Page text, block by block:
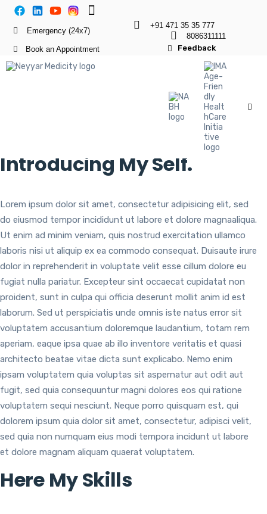
Emergency (24x7)
+91 471 35 35 777
8086311111
Book an Appointment
Feedback
Introducing My Self.
Lorem ipsum dolor sit amet, consectetur adipisicing elit, sed
do eiusmod tempor incididunt ut labore et dolore magnaaliqua.
Ut enim ad minim veniam, quis nostrud exercitation ullamco
laboris nisi ut aliquip ex ea commodo consequat. Duisaute irure
dolor in reprehenderit in voluptate velit esse cillum dolore eu
fugiat nulla pariatur. Excepteur sint occaecat cupidatat non
proident, sunt in culpa qui officia deserunt mollit anim id est
laborum. Sed ut perspiciatis unde omnis iste natus error sit
voluptatem accusantium doloremque laudantium, totam rem
aperiam, eaque ipsa quae ab illo inventore veritatis et quasi
architecto beatae vitae dicta sunt explicabo. Nemo enim
ipsam voluptatem quia voluptas sit aspernatur aut odit aut
fugit, sed quia consequuntur magni dolores eos qui ratione
voluptatem sequi nesciunt. Neque porro quisquam est, qui
dolorem ipsum quia dolor sit amet, consectetur, adipisci velit,
sed quia non numquam eius modi tempora incidunt ut labore
et dolore magnam aliquam quaerat voluptatem.
Here My Skills